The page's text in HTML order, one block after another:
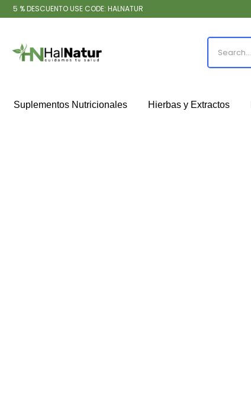
5 % DESCUENTO USE CODE: HALNATUR
Suplementos Nutricionales Hierbas y Extractos